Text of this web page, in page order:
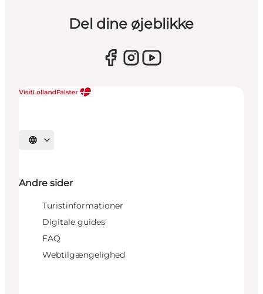
Del dine øjeblikke
Vælg sprog
Andre sider
Turistinformationer
Digitale guides
FAQ
Webtilgængelighed